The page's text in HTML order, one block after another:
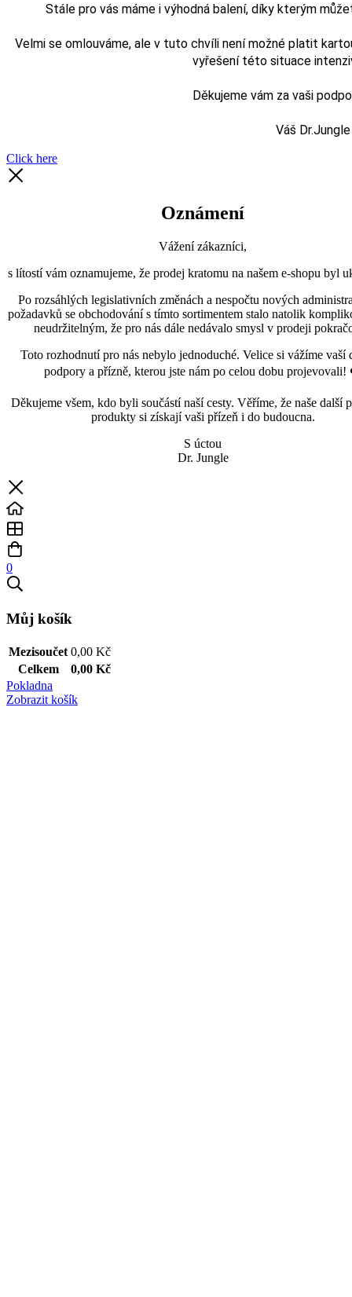
Stále pro vás máme i výhodná balení, díky kterým
Velmi se omlouváme, ale v tuto chvíli není možné platit
vyřešení této situace
Děkujeme vám za vaši
Váš
Click here
Oznámení
Vážení zákazníci,
s lítostí vám oznamujeme, že prodej kratomu na našem e-shopu byl
Po rozsáhlých legislativních změnách a nespočtu nových
požadavků se obchodování s tímto sortimentem stalo natolik
neudržitelným, že pro nás dále nedávalo smysl v prodeji
Toto rozhodnutí pro nás nebylo jednoduché. Velice si vážíme vaší
podpory a přízně, kterou jste nám po celou dobu
Děkujeme všem, kdo byli součástí naší cesty. Věříme, že naše další
produkty si získají vaši přízeň i do budoucna.
S úctou
Dr. Jungle
0
Můj košík
Mezisoučet 0,00 Kč
Celkem
0,00 Kč
Pokladna
Zobrazit košík